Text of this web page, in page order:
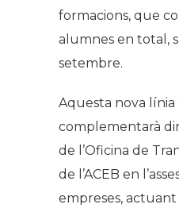
formacions, que
alumnes en total,
setembre.
Aquesta nova línia
complementarà
de l’Oficina de
de l’ACEB en
empreses,